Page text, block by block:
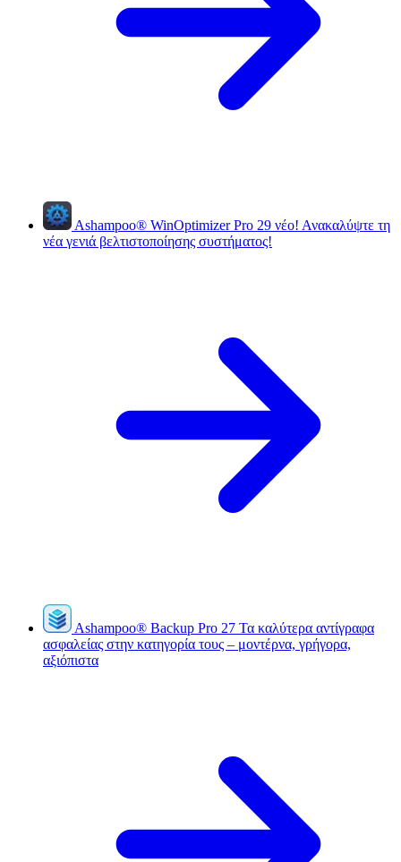
Ashampoo® WinOptimizer Pro 29 νέο! Ανακαλύψτε τη
νέα γενιά βελτιστοποίησης συστήματος!
Ashampoo® Backup Pro 27 Τα καλύτερα αντίγραφα
ασφαλείας στην κατηγορία τους – μοντέρνα, γρήγορα,
αξιόπιστα